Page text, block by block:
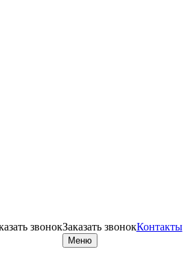
Заказать звонокКонтакты
Меню